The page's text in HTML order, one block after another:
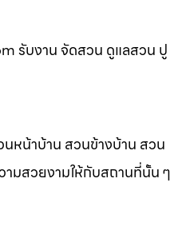
รับงาน จัดสวน ดูแลสวน ปู
หน้าบ้าน สวนข้างบ้าน สวน
มสวยงามให้กับสถานที่นั้น ๆ